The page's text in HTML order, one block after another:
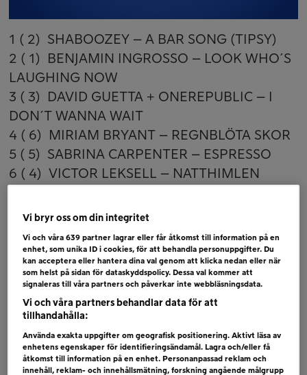
1 ( 2) SHABOOZEY – A BAR SONG (TIPSY)
2 ( 1) BENJAMIN INGROSSO – LOOK WHO´S
LAUGHING NOW
3 ( 3) DAVID GUETTA + ONEREPUBLIC – I
DON´T WANNA WAIT
4 ( 6) MIRIAM BRYANT – REGNBLÖTA SKOR
5 ( 5) SABRINA CARPENTER – ESPRESSO
6 ( 4) VICTOR LEKSELL – NATTHIMLEN
DUA LIPA – TRAINING SEASON
MOLLY SANDÉN – SLUTET AV SOMMAREN
KLARA HAMMARSTRÖM – DO IT FOR LOVE
Vi bryr oss om din integritet
Vi och våra639 partner lagrar eller får åtkomst till information på en
enhet, som unika ID i cookies, för att behandla personuppgifter. Du
kan acceptera eller hantera dina val genom att klicka nedan eller när
som helst på sidan för dataskyddspolicy. Dessa val kommer att
signaleras till våra partners och påverkar inte webbläsningsdata.
Vi och våra partners behandlar data för att
tillhandahålla:
Använda exakta uppgifter om geografisk positionering. Aktivt läsa av
enhetens egenskaper för identifieringsändamål. Lagra och/eller få
åtkomst till information på en enhet. Personanpassad reklam och
innehåll, reklam- och innehållsmätning, forskning angående målgrupp